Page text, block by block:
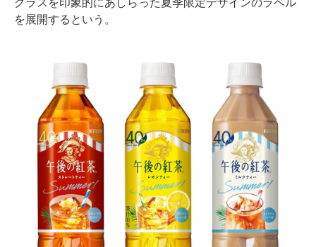
グラスを印象的にあしらった夏季限定デザインのラベル
を展開するという。